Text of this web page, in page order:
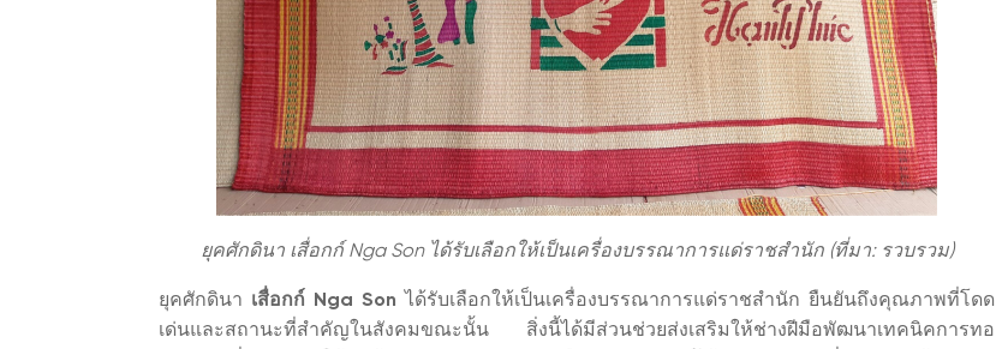
ยุคศักดินา เสื่อกก์ Nga Son ได้รับเลือกให้เป็นเครื่องบรรณาการแด่ราชสำนัก (ที่มา: รวบรวม)
ยุคศักดินา เสื่อกก์ Nga Son ได้รับเลือกให้เป็นเครื่องบรรณาการแด่ราชสำนัก ยืนยันถึงคุณภาพที่โดด
เด่นและสถานะที่สำคัญในสังคมขณะนั้น สิ่งนี้ได้มีส่วนช่วยส่งเสริมให้ช่างฝีมือพัฒนาเทคนิคการทอ